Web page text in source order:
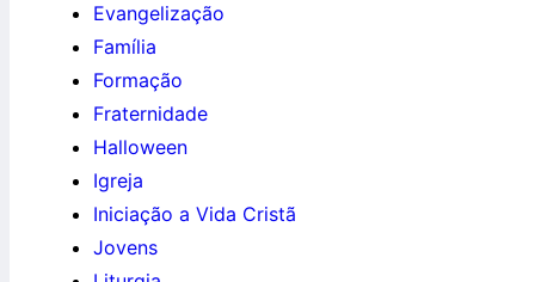
Evangelização
Família
Formação
Fraternidade
Halloween
Igreja
Iniciação a Vida Cristã
Jovens